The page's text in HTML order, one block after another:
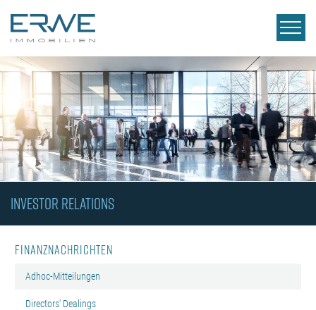
INVESTOR RELATIONS
Finanznachrichten
Adhoc-Mitteilungen
Directors' Dealings